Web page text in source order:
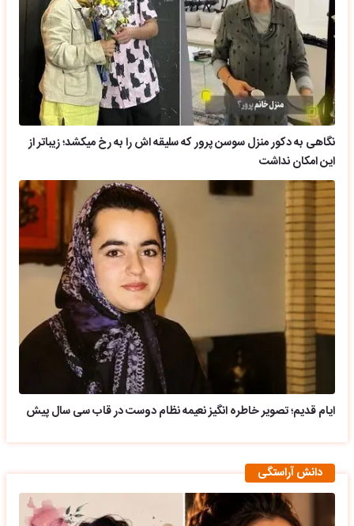
نگاهی به دکور منزل سوسن پرور که سلیقه اش را به رخ میکشد؛ زیباتر از
این امکان نداشت
ایام قدیم؛ تصویر خاطره انگیز نعیمه نظام دوست در قاب سی سال پیش
دانش آراستگی